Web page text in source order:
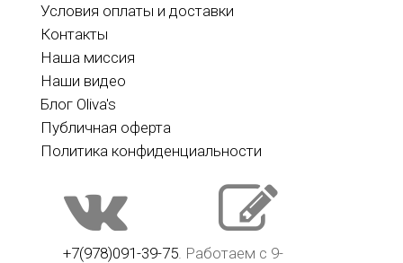
Условия оплаты и доставки
Контакты
Наша миссия
Наши видео
Блог Oliva's
Публичная оферта
Политика конфиденциальности
+7(978)091-39-75. Работаем с 9-